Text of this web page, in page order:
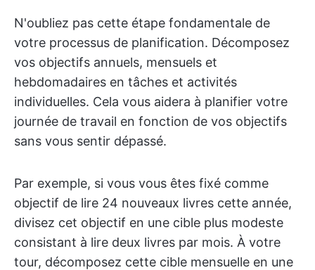
N'oubliez pas cette étape fondamentale de
votre processus de planification. Décomposez
vos objectifs annuels, mensuels et
hebdomadaires en tâches et activités
individuelles. Cela vous aidera à planifier votre
journée de travail en fonction de vos objectifs
sans vous sentir dépassé.
Par exemple, si vous vous êtes fixé comme
objectif de lire 24 nouveaux livres cette année,
divisez cet objectif en une cible plus modeste
consistant à lire deux livres par mois. À votre
tour, décomposez cette cible mensuelle en une